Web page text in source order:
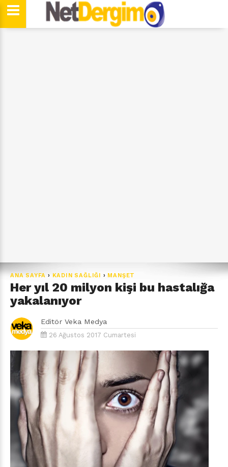
ANA SAYFA › KADIN SAĞLIĞI › MANŞET
Her yıl 20 milyon kişi bu hastalığa
yakalanıyor
Editör Veka Medya
26 Ağustos 2017 Cumartesi